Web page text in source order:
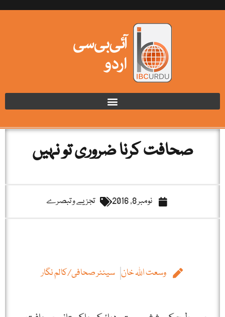
صحافت کرنا ضروری تو نہیں
نومبر 8, 2016 تجزیے و تبصرے
وسعت اللہ خان سینئر صحافی/کالم نگار